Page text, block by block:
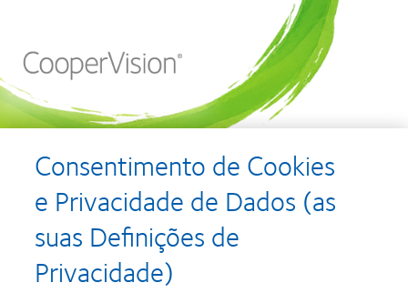
conteúdo
principal
ENCONTRE A ÓTICA
MAIS PRÓXIMA
E MARQUE UMA CONSULTA
Consentimento de Cookies
e Privacidade de Dados (as
suas Definições de
Privacidade)